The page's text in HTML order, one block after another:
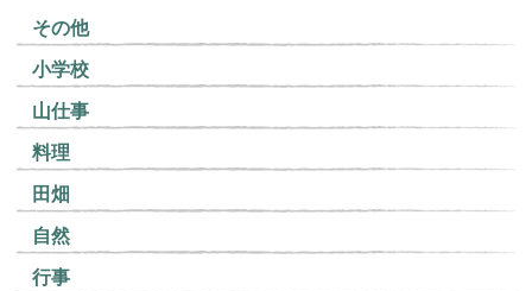
その他
小学校
山仕事
料理
田畑
自然
行事